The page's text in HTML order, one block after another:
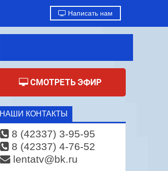
Написать нам
СМОТРЕТЬ ЭФИР
НАШИ КОНТАКТЫ
8 (42337) 3-95-95
8 (42337) 4-76-52
lentatv@bk.ru